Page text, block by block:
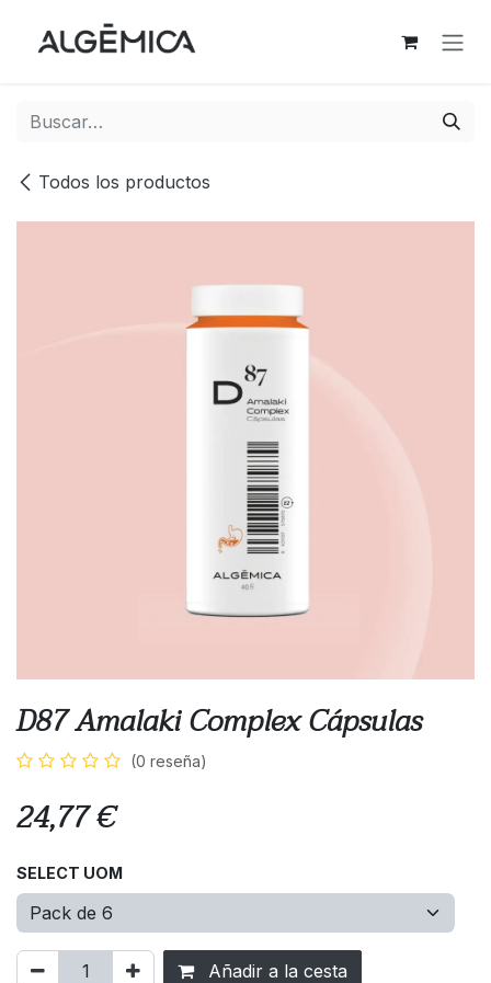
Todos los productos
D87 Amalaki Complex Cápsulas
(0 reseña)
24,77€
SELECT UOM
Añadir a la cesta